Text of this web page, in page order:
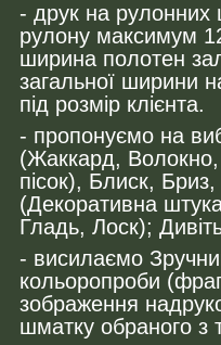
- друк на
рулону максимум
ширина полотен
загальної ширини
під розмір клієнта.
- пропонуємо на
(Жаккард, Волокно,
пісок), Блиск,
(Декоративна
Гладь, Лоск);
- висилаємо
кольоропроби
зображення
шматку обраного з